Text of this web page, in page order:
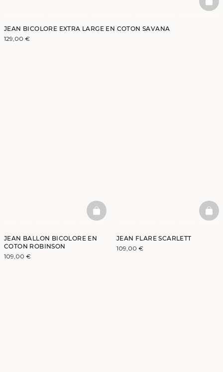
JEAN BICOLORE EXTRA LARGE EN COTON SAVANA
129,00 €
JEAN BALLON BICOLORE EN
COTON ROBINSON
109,00 €
BASKETFULL
JEAN FLARE SCARLETT
109,00 €